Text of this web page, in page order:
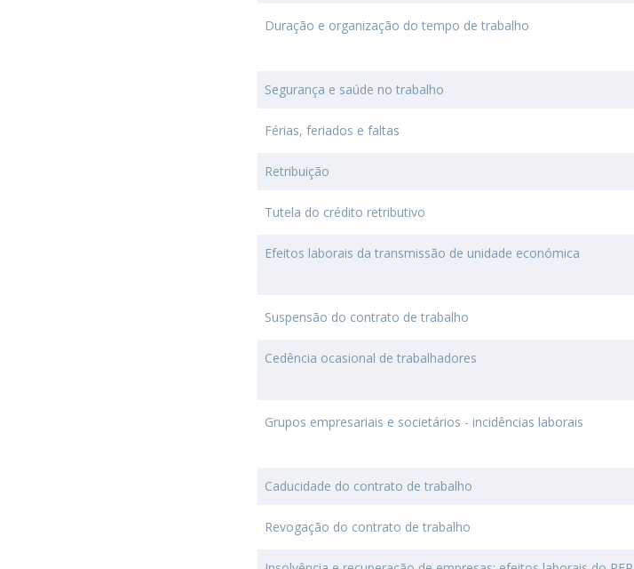
Duração e organização do tempo de trabalho
Segurança e saúde no trabalho
Férias, feriados e faltas
Retribuição
Tutela do crédito retributivo
Efeitos laborais da transmissão de unidade económica
Suspensão do contrato de trabalho
Cedência ocasional de trabalhadores
Grupos empresariais e societários - incidências laborais
Caducidade do contrato de trabalho
Revogação do contrato de trabalho